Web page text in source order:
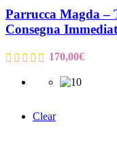
Parrucca Magda –
Consegna
170,00€
Clear